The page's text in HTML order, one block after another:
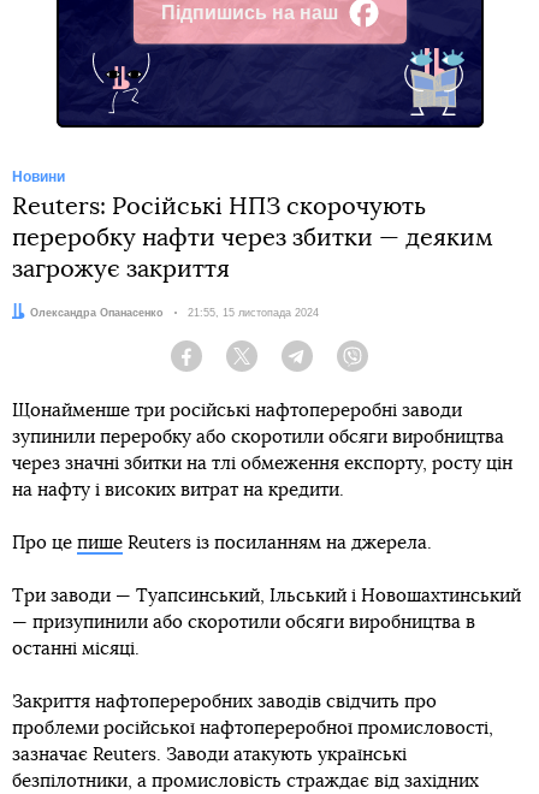
Підпишись на наш
Facebook
Новини
Reuters: Російські НПЗ скорочують
переробку нафти через збитки — деяким
загрожує закриття
Автор:
Олександра Опанасенко Дата:
21:55, 15 листопада 2024
Facebook Twitter Telegram
Щонайменше три російські нафтопереробні заводи
зупинили переробку або скоротили обсяги виробництва
через значні збитки на тлі обмеження експорту, росту цін
на нафту і високих витрат на кредити.
Про це пише Reuters із посиланням на джерела.
Три заводи — Туапсинський, Ільський і Новошахтинський
— призупинили або скоротили обсяги виробництва в
останні місяці.
Закриття нафтопереробних заводів свідчить про
проблеми російської нафтопереробної промисловості,
зазначає Reuters. Заводи атакують українські
безпілотники, а промисловість страждає від західних